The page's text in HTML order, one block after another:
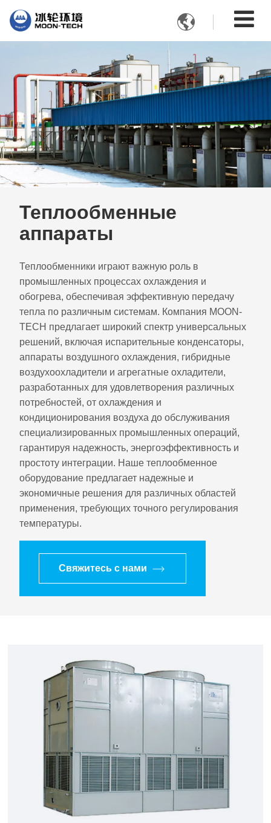

Теплообменные
аппараты
Теплообменники играют важную роль в
промышленных процессах охлаждения и
обогрева, обеспечивая эффективную передачу
тепла по различным системам. Компания MOON-
TECH предлагает широкий спектр универсальных
решений, включая испарительные конденсаторы,
аппараты воздушного охлаждения, гибридные
воздухоохладители и агрегатные охладители,
разработанных для удовлетворения различных
потребностей, от охлаждения и
кондиционирования воздуха до обслуживания
специализированных промышленных операций,
гарантируя надежность, энергоэффективность и
простоту интеграции. Наше теплообменное
оборудование предлагает надежные и
экономичные решения для различных областей
применения, требующих точного регулирования
температуры.
Свяжитесь с нами